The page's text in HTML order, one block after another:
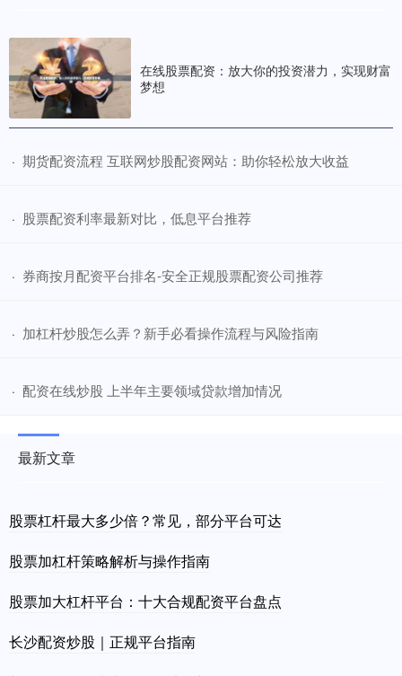
在线股票配资：放大你的投资潜力，实现财富
梦想
· ​期货配资流程 互联网炒股配资网站：助你轻松放大收益
· ​股票配资利率最新对比，低息平台推荐
· ​券商按月配资平台排名-安全正规股票配资公司推荐
· ​加杠杆炒股怎么弄？新手必看操作流程与风险指南
· ​配资在线炒股 上半年主要领域贷款增加情况
最新文章
股票杠杆最大多少倍？常见，部分平台可达
股票加杠杆策略解析与操作指南
股票加大杠杆平台：十大合规配资平台盘点
长沙配资炒股｜正规平台指南